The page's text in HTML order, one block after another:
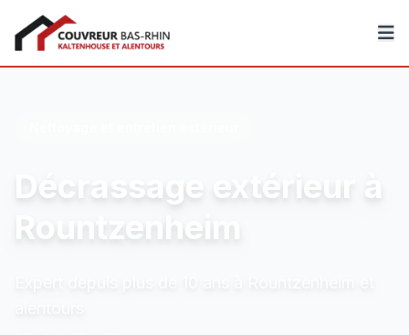
Couvreur Bas-Rhin
Décrassage extérieur à
Rountzenheim